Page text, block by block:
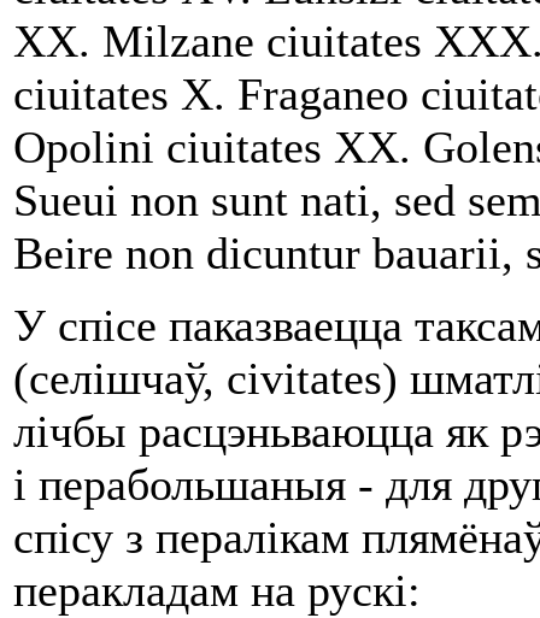
XX. Milzane ciuitates
ciuitates X. Fraganeo
Opolini ciuitates XX.
Sueui non sunt nati, sed
Beire non dicuntur bauarii,
У спісе паказваецца
(селішчаў, civitates)
лічбы расцэньваюцца як
і перабольшаныя - для
спісу з пералікам
перакладам на рускі: